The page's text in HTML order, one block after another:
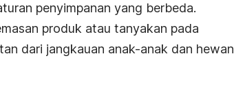
penyimpanan yang berbeda.
produk atau tanyakan pada
dari jangkauan anak-anak dan hewan